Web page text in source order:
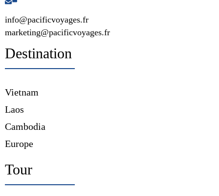
info@pacificvoyages.fr
marketing@pacificvoyages.fr
Destination
Vietnam
Laos
Cambodia
Europe
Tour